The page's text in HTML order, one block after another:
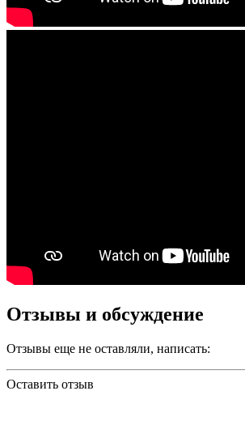
Отзывы и обсуждение
Отзывы еще не оставляли, написать:
Оставить отзыв